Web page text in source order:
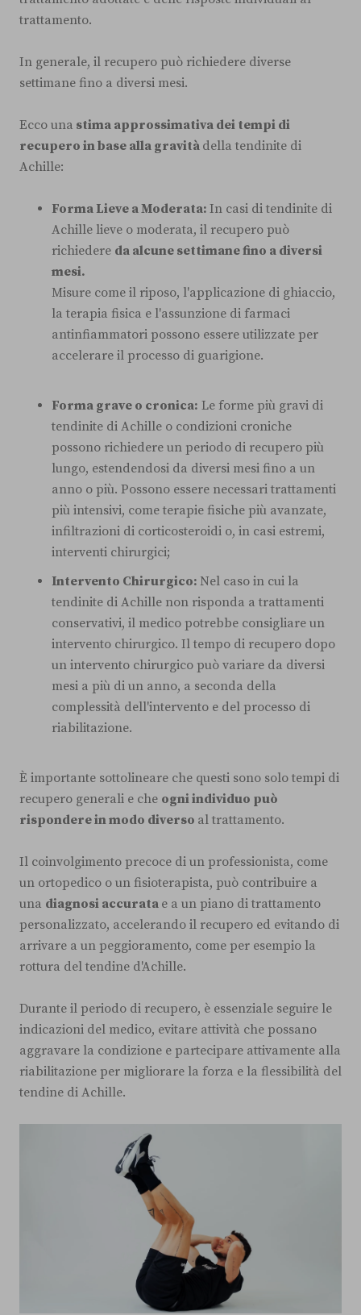
trattamento.
In generale, il recupero può richiedere diverse
settimane fino a diversi mesi.
Ecco una stima approssimativa dei tempi di
recupero in base alla gravità della tendinite di
Achille:
Forma Lieve a Moderata: In casi di tendinite di
Achille lieve o moderata, il recupero può
richiedere da alcune settimane fino a diversi
mesi.
Misure come il riposo, l'applicazione di ghiaccio,
la terapia fisica e l'assunzione di farmaci
antinfiammatori possono essere utilizzate per
accelerare il processo di guarigione.
Forma grave o cronica: Le forme più gravi di
tendinite di Achille o condizioni croniche
possono richiedere un periodo di recupero più
lungo, estendendosi da diversi mesi fino a un
anno o più. Possono essere necessari trattamenti
più intensivi, come terapie fisiche più avanzate,
infiltrazioni di corticosteroidi o, in casi estremi,
interventi chirurgici;
Intervento Chirurgico: Nel caso in cui la
tendinite di Achille non risponda a trattamenti
conservativi, il medico potrebbe consigliare un
intervento chirurgico. Il tempo di recupero dopo
un intervento chirurgico può variare da diversi
mesi a più di un anno, a seconda della
complessità dell'intervento e del processo di
riabilitazione.
È importante sottolineare che questi sono solo tempi di
recupero generali e che ogni individuo può
rispondere in modo diverso al trattamento.
Il coinvolgimento precoce di un professionista, come
un ortopedico o un fisioterapista, può contribuire a
una diagnosi accurata e a un piano di trattamento
personalizzato, accelerando il recupero ed evitando di
arrivare a un peggioramento, come per esempio la
rottura del tendine d'Achille.
Durante il periodo di recupero, è essenziale seguire le
indicazioni del medico, evitare attività che possano
aggravare la condizione e partecipare attivamente alla
riabilitazione per migliorare la forza e la flessibilità del
tendine di Achille.